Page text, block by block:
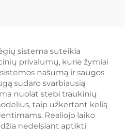
sistema suteikia
privalumų, kurie žymiai
našumą ir saugos
sudaro svarbiausią
nuolat stebi traukinių
taip užkertant kelią
Realiojo laiko
nedelsiant aptikti